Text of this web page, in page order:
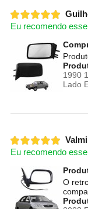
Eu recomendo
1990
Lado
Eu recomendo
O